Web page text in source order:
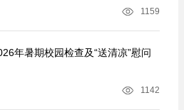
1159
年暑期校园检查及“送清凉”慰问
1142